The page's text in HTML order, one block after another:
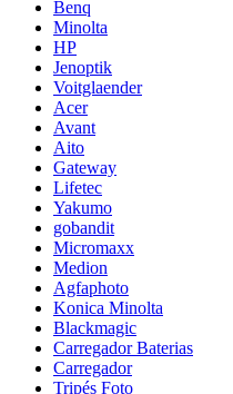
Benq
Minolta
HP
Jenoptik
Voitglaender
Acer
Avant
Aito
Gateway
Lifetec
Yakumo
gobandit
Micromaxx
Medion
Agfaphoto
Konica Minolta
Blackmagic
Carregador Baterias
Carregador
Tripés Foto